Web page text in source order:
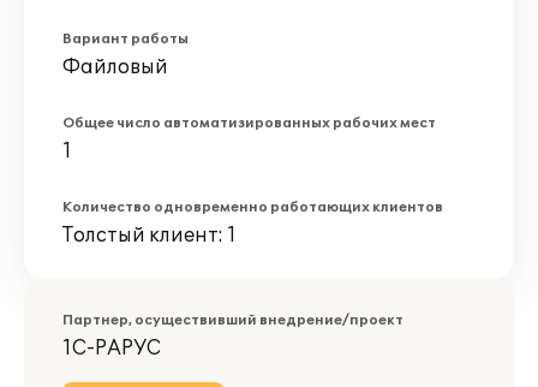
Вариант работы
Файловый
Общее число автоматизированных рабочих мест
1
Количество одновременно работающих клиентов
Толстый клиент: 1
Партнер, осуществивший внедрение/проект
1С-РАРУС